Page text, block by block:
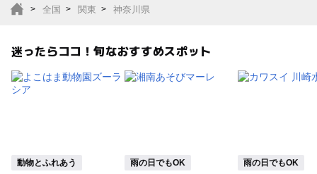
サファリパーク
植物園・フラワーパー
ク
釣り
全国 関東 神奈川県
迷ったらココ！旬なおすすめスポット
動物とふれあう 雨の日でもOK 雨の日でもOK